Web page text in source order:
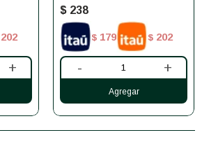
202
+
460G
$ 238
$ 179 $ 202
- +